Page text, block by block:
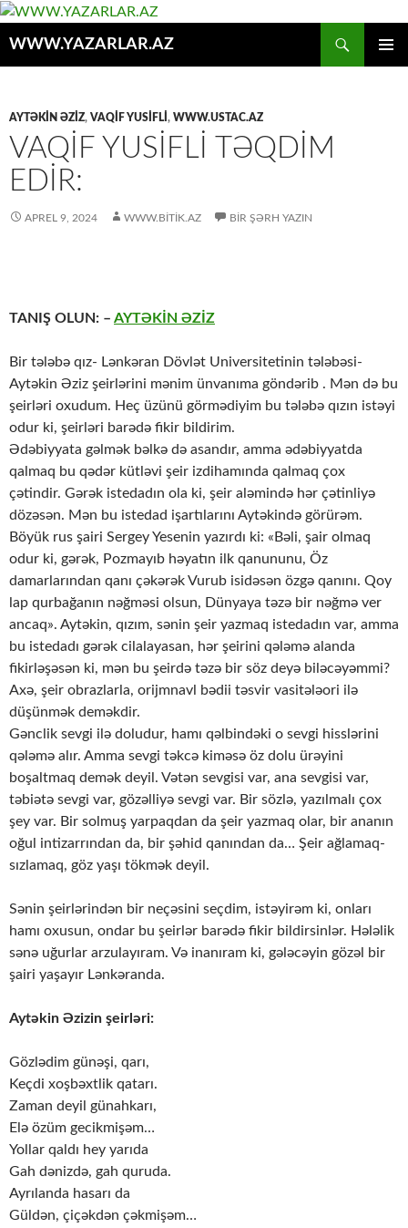
WWW.YAZARLAR.AZ
AYTƏKİN ƏZİZ, VAQİF YUSİFLİ , WWW.USTAC.AZ
VAQIF YUSIFLI TƏQDIM
EDIR:
APREL 9, 2024 WWW.BITIK.AZ BIR ŞƏRH YAZIN
TANIŞ OLUN: – AYTƏKİN ƏZİZ
Bir tələbə qız- Lənkəran Dövlət Universitetinin tələbəsi-
Aytəkin Əziz şeirlərini mənim ünvanıma göndərib . Mən də bu
şeirləri oxudum. Heç üzünü görmədiyim bu tələbə qızın istəyi
odur ki, şeirləri barədə fikir bildirim.
Ədəbiyyata gəlmək bəlkə də asandır, amma ədəbiyyatda
qalmaq bu qədər kütləvi şeir izdihamında qalmaq çox
çətindir. Gərək istedadın ola ki, şeir aləmində hər çətinliyə
dözəsən. Mən bu istedad işartılarını Aytəkində görürəm.
Böyük rus şairi Sergey Yesenin yazırdı ki: «Bəli, şair olmaq
odur ki, gərək, Pozmayıb həyatın ilk qanununu, Öz
damarlarından qanı çəkərək Vurub isidəsən özgə qanını. Qoy
lap qurbağanın nəğməsi olsun, Dünyaya təzə bir nəğmə ver
ancaq». Aytəkin, qızım, sənin şeir yazmaq istedadın var, amma
bu istedadı gərək cilalayasan, hər şeirini qələmə alanda
fikirləşəsən ki, mən bu şeirdə təzə bir söz deyə biləcəyəmmi?
Axə, şeir obrazlarla, orijmnavl bədii təsvir vasitələori ilə
düşünmək deməkdir.
Gənclik sevgi ilə doludur, hamı qəlbindəki o sevgi hisslərini
qələmə alır. Amma sevgi təkcə kiməsə öz dolu ürəyini
boşaltmaq demək deyil. Vətən sevgisi var, ana sevgisi var,
təbiətə sevgi var, gözəlliyə sevgi var. Bir sözlə, yazılmalı çox
şey var. Bir solmuş yarpaqdan da şeir yazmaq olar, bir ananın
oğul intizarrından da, bir şəhid qanından da… Şeir ağlamaq-
sızlamaq, göz yaşı tökmək deyil.
Sənin şeirlərindən bir neçəsini seçdim, istəyirəm ki, onları
hamı oxusun, ondar bu şeirlər barədə fikir bildirsinlər. Hələlik
sənə uğurlar arzulayıram. Və inanıram ki, gələcəyin gözəl bir
şairi yaşayır Lənkəranda.
Aytəkin Əzizin şeirləri:
Gözlədim günəşi, qarı,
Keçdi xoşbəxtlik qatarı.
Zaman deyil günahkarı,
Elə özüm gecikmişəm…
Yollar qaldı hey yarıda
Gah dənizdə, gah quruda.
Ayrılanda hasarı da
Güldən, çiçəkdən çəkmişəm…